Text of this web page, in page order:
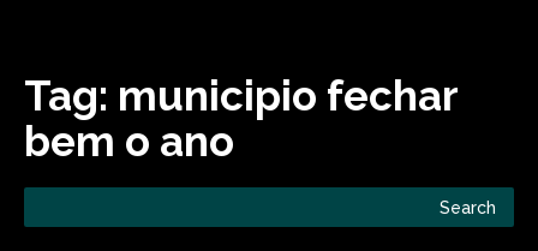
Tag: municipio fechar
bem o ano
Search